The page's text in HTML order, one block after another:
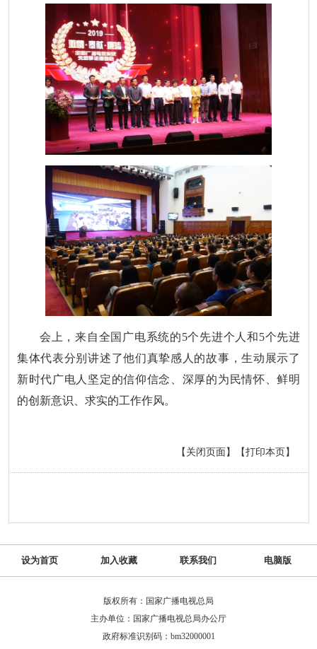
会上，来自全国广电系统的5个先进个人和5个先进
集体代表分别讲述了他们真挚感人的故事，生动展示了
新时代广电人坚定的信仰信念、深厚的为民情怀、鲜明
的创新意识、求实的工作作风。
【打印本页】
【关闭页面】
设为首页 加入收藏 联系我们 电脑版
版权所有：国家广播电视总局
主办单位：国家广播电视总局办公厅
政府标准识别码：bm32000001